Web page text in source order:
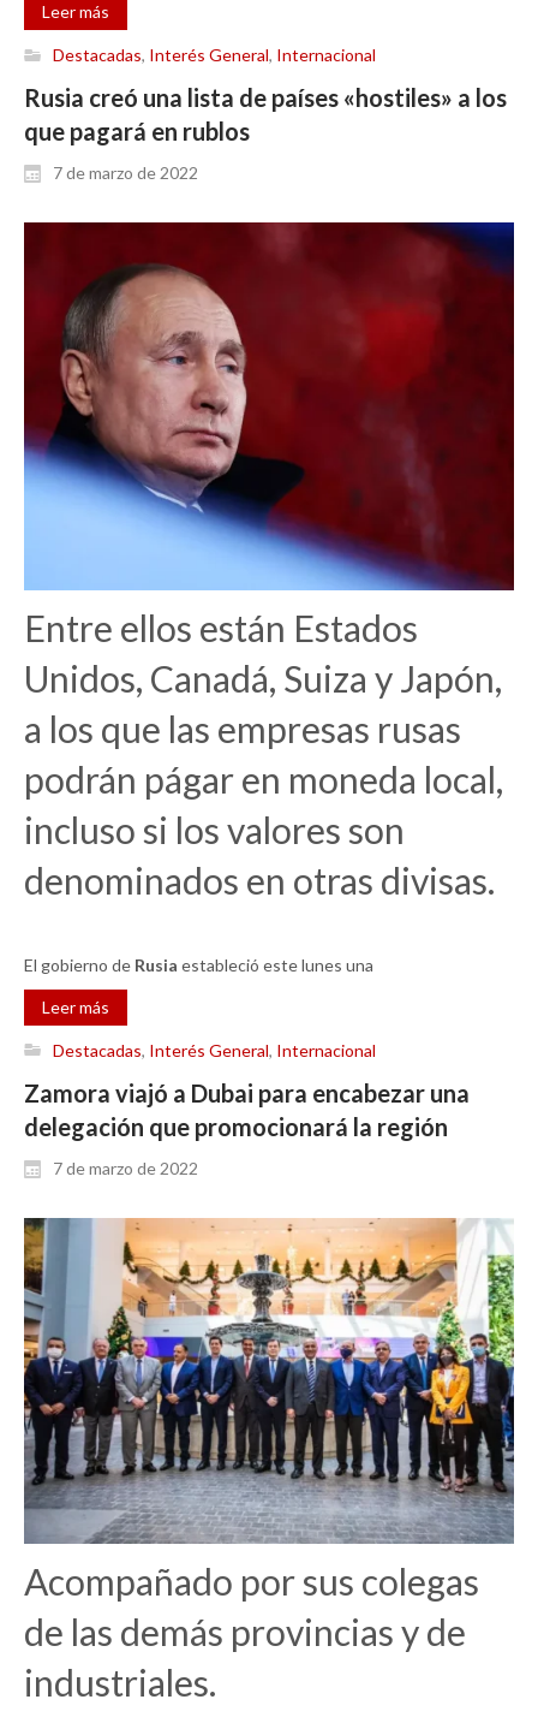
Leer más
Destacadas, Interés General, Internacional
Rusia creó una lista de países «hostiles» a los
que pagará en rublos
7 de marzo de 2022
Entre ellos están Estados
Unidos, Canadá, Suiza y Japón,
a los que las empresas rusas
podrán págar en moneda local,
incluso si los valores son
denominados en otras divisas.
El gobierno de Rusia estableció este lunes una
Leer más
Destacadas, Interés General, Internacional
Zamora viajó a Dubai para encabezar una
delegación que promocionará la región
7 de marzo de 2022
Acompañado por sus colegas
de las demás provincias y de
industriales.